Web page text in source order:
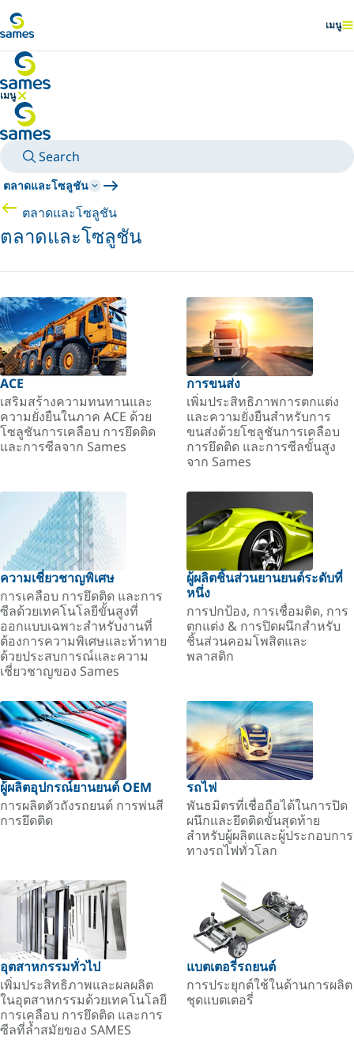
แสดง
เมนู
เมนู
ซ่อนเมนู
Search
ตลาดและโซลูชัน
ตลาดและโซลูชัน
ตลาดและโซลูชัน
ACE
เสริมสร้างความทนทานและ
ความยั่งยืนในภาค ACE ด้วย
โซลูชันการเคลือบ การยึดติด
และการซีลจาก Sames
การขนส่ง
เพิ่มประสิทธิภาพการตกแต่ง
และความยั่งยืนสำหรับการ
ขนส่งด้วยโซลูชันการเคลือบ
การยึดติด และการซีลขั้นสูง
จาก Sames
ความเชี่ยวชาญพิเศษ
การเคลือบ การยึดติด และการ
ซีลด้วยเทคโนโลยีขั้นสูงที่
ออกแบบเฉพาะสำหรับงานที่
ต้องการความพิเศษและท้าทาย
ด้วยประสบการณ์และความ
เชี่ยวชาญของ Sames
ผู้ผลิตชิ้นส่วนยานยนต์ระดับที่
หนึ่ง
การปกป้อง, การเชื่อมติด, การ
ตกแต่ง & การปิดผนึกสำหรับ
ชิ้นส่วนคอมโพสิตและ
พลาสติก
ผู้ผลิตอุปกรณ์ยานยนต์ OEM
การผลิตตัวถังรถยนต์ การพ่นสี
การยึดติด
รถไฟ
พันธมิตรที่เชื่อถือได้ในการปิด
ผนึกและยึดติดขั้นสุดท้าย
สำหรับผู้ผลิตและผู้ประกอบการ
ทางรถไฟทั่วโลก
อุตสาหกรรมทั่วไป
เพิ่มประสิทธิภาพและผลผลิต
ในอุตสาหกรรมด้วยเทคโนโลยี
การเคลือบ การยึดติด และการ
ซีลที่ล้ำสมัยของ SAMES
แบตเตอรี่รถยนต์
การประยุกต์ใช้ในด้านการผลิต
ชุดแบตเตอรี่